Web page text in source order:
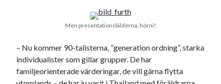
Men presentationsbilderna, hörni!
– Nu kommer 90-talisterna, ”generation ordning”, starka
individualister som gillar grupper. De har
familjeorienterade värderingar, de vill gärna flytta